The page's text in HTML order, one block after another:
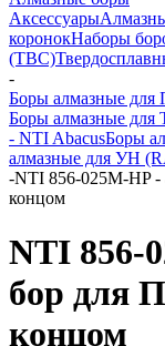
Аксессуары
коронокНаборы
(ТВС)
-
Боры алмазные
Боры алмазные
- NTI AbacusБоры
алмазные для УН
-NTI 856-025M-HP
концом
NTI 856-
бор для
концом